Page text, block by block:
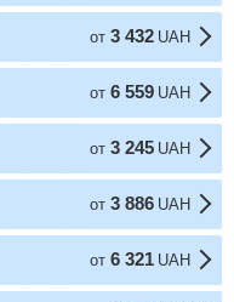
от 3 432 UAH
от 6 559 UAH
от 3 245 UAH
от 3 886 UAH
от 6 321 UAH